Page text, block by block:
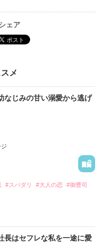
ェア
メ
なじみの甘い溺愛から逃げ
#スパダリ #大人の恋 #御曹司
長はセフレな私を一途に愛